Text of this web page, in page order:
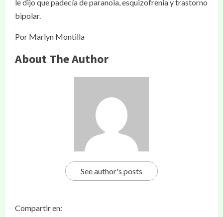
le dijo que padecía de paranoia, esquizofrenia y trastorno
bipolar.
Por Marlyn Montilla
About The Author
See author's posts
Compartir en: